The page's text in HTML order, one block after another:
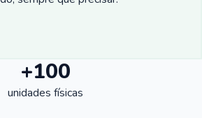
+100
unidades físicas